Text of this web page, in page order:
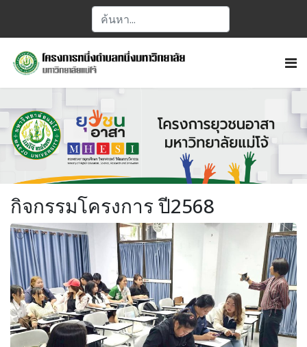
กิจกรรมโครงการ ปี2568